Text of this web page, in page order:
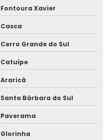
Fontoura Xavier
Casca
Cerro Grande do Sul
Catuípe
Araricá
Santa Bárbara do Sul
Paverama
Glorinha